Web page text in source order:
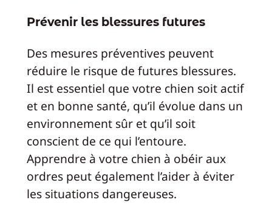
Prévenir les blessures futures
Des mesures préventives peuvent
réduire le risque de futures blessures.
Il est essentiel que votre chien soit actif
et en bonne santé, qu’il évolue dans un
environnement sûr et qu’il soit
conscient de ce qui l’entoure.
Apprendre à votre chien à obéir aux
ordres peut également l’aider à éviter
les situations dangereuses.